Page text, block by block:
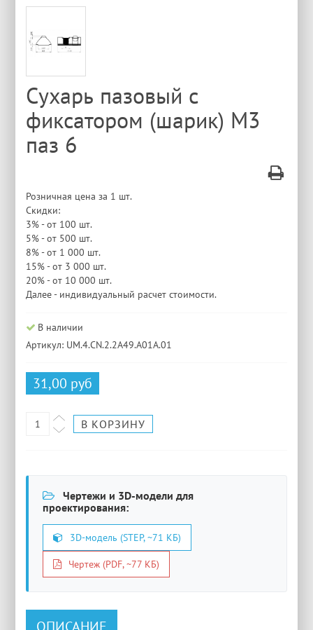
Сухарь пазовый с
фиксатором (шарик) М3
паз 6
Розничная цена за 1 шт.
Скидки:
3% - от 100 шт.
5% - от 500 шт.
8% - от 1 000 шт.
15% - от 3 000 шт.
20% - от 10 000 шт.
Далее - индивидуальный расчет стоимости.
В наличии
Артикул: UM.4.CN.2.2A49.A01A.01
31,00 руб
Чертежи и 3D-модели для
проектирования:
3D-модель (STEP, ~71 КБ)
Чертеж (PDF, ~77 КБ)